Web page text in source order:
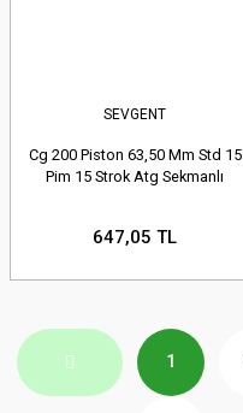
SEVGENT
Cg 200 Piston 63,50 Mm Std 15
Pim 15 Strok Atg Sekmanlı
647,05 TL
1